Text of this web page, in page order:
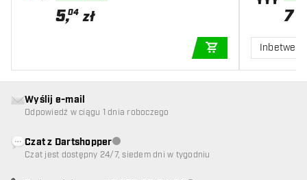
5,04 zł
DODAJ DO
7
Inbetween
Wyślij e-mail
Odpowiedź w ciągu 1 dnia roboczego
Czat z DartshopperObsługa klienta niedostępna
Czat jest dostępny 24/7, siedem dni w tygodniu